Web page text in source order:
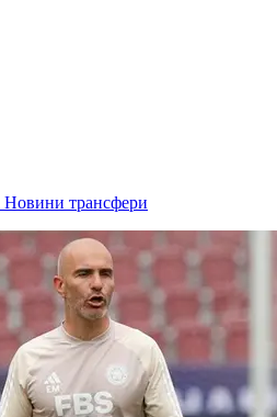
Новини трансфери